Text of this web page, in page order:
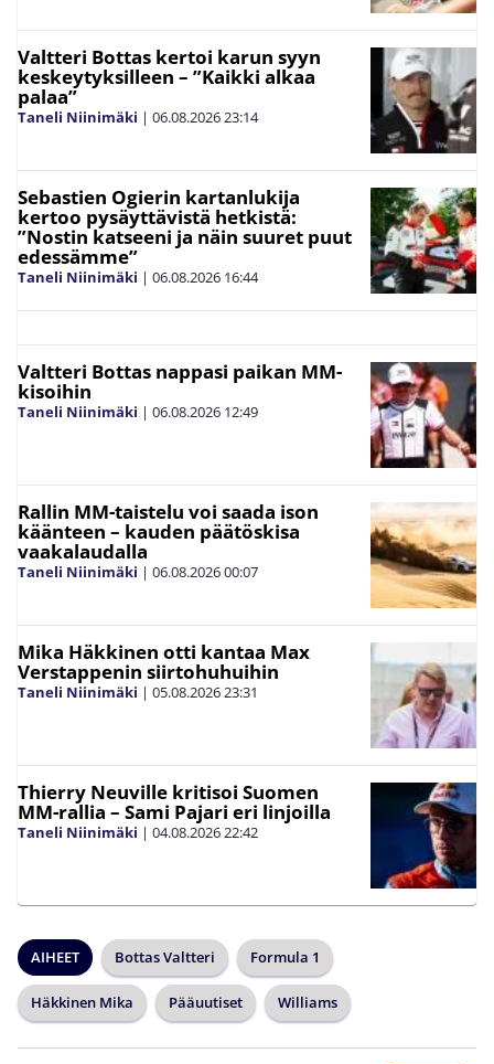
Valtteri Bottas kertoi karun syyn
keskeytyksilleen – ”Kaikki alkaa
palaa”
Taneli Niinimäki | 06.08.202623:14
Sebastien Ogierin kartanlukija
kertoo pysäyttävistä hetkistä:
”Nostin katseeni ja näin suuret puut
edessämme”
Taneli Niinimäki | 06.08.2026 16:44
Valtteri Bottas nappasi paikan MM-
kisoihin
Taneli Niinimäki | 06.08.2026 12:49
Rallin MM-taistelu voi saada ison
käänteen – kauden päätöskisa
vaakalaudalla
Taneli Niinimäki | 06.08.202600:07
Mika Häkkinen otti kantaa Max
Verstappenin siirtohuhuihin
Taneli Niinimäki | 05.08.202623:31
Thierry Neuville kritisoi Suomen
MM-rallia – Sami Pajari eri linjoilla
Taneli Niinimäki | 04.08.202622:42
AIHEET Bottas Valtteri Formula 1
Häkkinen Mika Pääuutiset Williams